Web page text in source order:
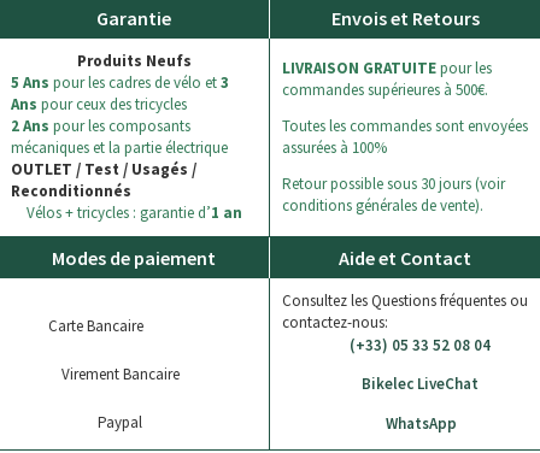
Garantie
Produits Neufs
5 Ans pour les cadres de vélo et3
Ans pour ceux des tricycles
2 Ans pour les composants
mécaniques et la partie électrique
OUTLET / Test / Usagés /
Reconditionnés
Vélos + tricycles : garantie d’1 an
Envois et Retours
LIVRAISON GRATUITEpour les
commandes supérieures à 500€.
Toutes les commandes sont envoyées
assurées à 100%
Retour possible sous 30 jours (voir
conditions générales de vente).
Modes de paiement
Carte Bancaire
Virement Bancaire
Paypal
Aide et Contact
Consultez les Questions fréquentes ou
contactez-nous:
(+33) 05 33 52 08 04
Bikelec LiveChat
WhatsApp